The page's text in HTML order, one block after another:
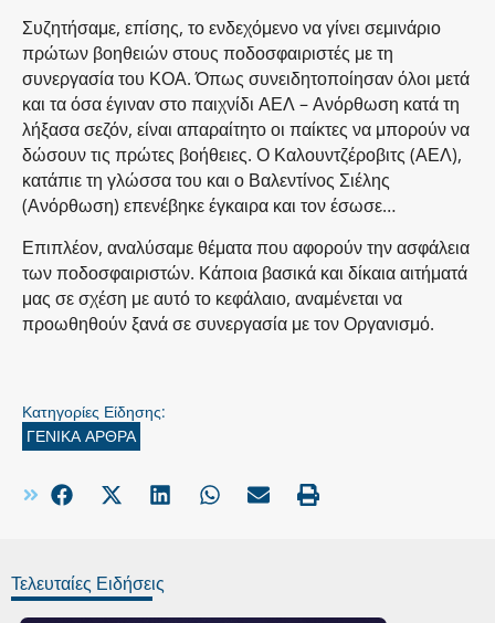
Συζητήσαμε, επίσης, το ενδεχόμενο να γίνει σεμινάριο
πρώτων βοηθειών στους ποδοσφαιριστές με τη
συνεργασία του ΚΟΑ. Όπως συνειδητοποίησαν όλοι μετά
και τα όσα έγιναν στο παιχνίδι ΑΕΛ – Ανόρθωση κατά τη
λήξασα σεζόν, είναι απαραίτητο οι παίκτες να μπορούν να
δώσουν τις πρώτες βοήθειες. Ο Καλουντζέροβιτς (ΑΕΛ),
κατάπιε τη γλώσσα του και ο Βαλεντίνος Σιέλης
(Ανόρθωση) επενέβηκε έγκαιρα και τον έσωσε…
Επιπλέον, αναλύσαμε θέματα που αφορούν την ασφάλεια
των ποδοσφαιριστών. Κάποια βασικά και δίκαια αιτήματά
μας σε σχέση με αυτό το κεφάλαιο, αναμένεται να
προωθηθούν ξανά σε συνεργασία με τον Οργανισμό.
Κατηγορίες Είδησης:
ΓΕΝΙΚΑ ΑΡΘΡΑ
Τελευταίες Ειδήσεις